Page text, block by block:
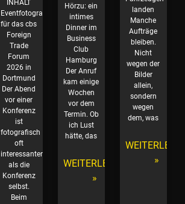
INHALT
Eventfotografie
für das cbs
Foreign
Trade
Forum
2026 in
Dortmund
Der Abend
vor einer
Konferenz
ist
fotografisch
oft
interessanter
als die
Konferenz
selbst.
Beim
Hörzu: ein
intimes
Dinner im
Business
Club
Hamburg
Der Anruf
kam einige
Wochen
vor dem
Termin. Ob
ich Lust
hätte, das
WEITERLESEN
»
landen
Manche
Aufträge
bleiben.
Nicht
wegen der
Bilder
allein,
sondern
wegen
dem, was
»